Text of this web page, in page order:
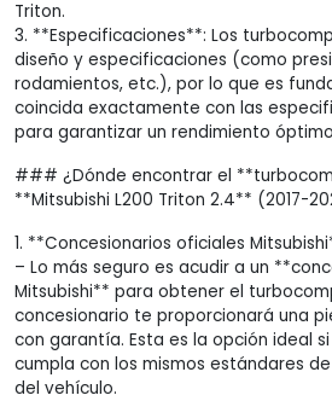
Triton.
3. **Especificaciones**: Los
diseño y especificaciones (como
rodamientos, etc.), por lo que es
coincida exactamente con las
para garantizar un rendimiento
### ¿Dónde encontrar el
**Mitsubishi L200 Triton 2.4** (2017-
1. **Concesionarios oficiales
– Lo más seguro es acudir a un
Mitsubishi** para obtener el
concesionario te proporcionará una
con garantía. Esta es la opción ideal
cumpla con los mismos estándares
del vehículo.